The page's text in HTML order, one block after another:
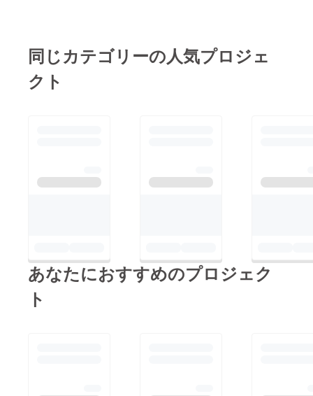
支援者100人です。残
り2日なので、なかな
https://camp-
同じカテゴリーの人気プロジェ
クト
あなたにおすすめのプロジェク
ト